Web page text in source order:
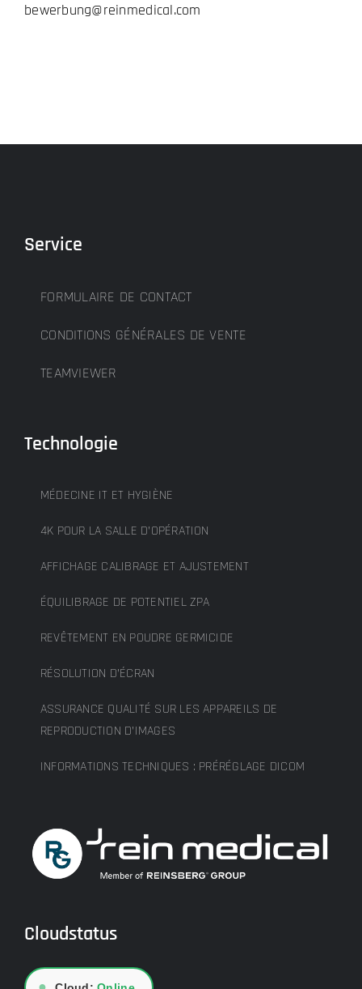
bewerbung@reinmedical.com
Service
FORMULAIRE DE CONTACT
CONDITIONS GÉNÉRALES DE VENTE
TEAMVIEWER
Technologie
MÉDECINE IT ET HYGIÈNE
4K POUR LA SALLE D’OPÉRATION
AFFICHAGE CALIBRAGE ET AJUSTEMENT
ÉQUILIBRAGE DE POTENTIEL ZPA
REVÊTEMENT EN POUDRE GERMICIDE
RÉSOLUTION D’ÉCRAN
ASSURANCE QUALITÉ SUR LES APPAREILS DE
REPRODUCTION D’IMAGES
INFORMATIONS TECHNIQUES : PRÉRÉGLAGE DICOM
Cloudstatus